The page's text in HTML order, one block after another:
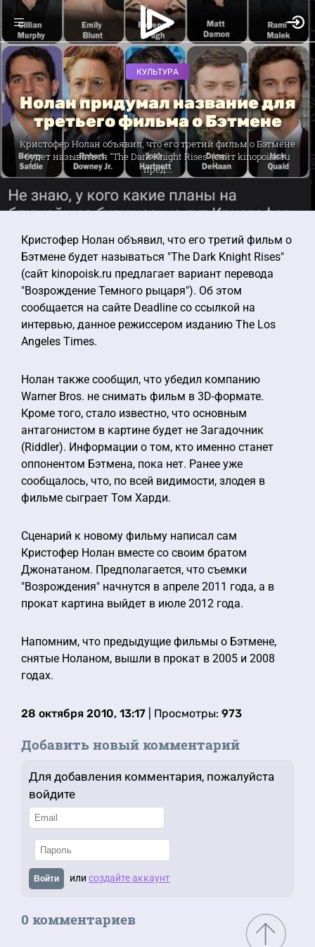
КУЛЬТУРА
Нолан придумал название для
третьего фильма о Бэтмене
Кристофер Нолан объявил, что его третий фильм о Бэтмене
будет называться "The Dark Knight Rises" (сайт kinopoisk.ru
пред...
Кристофер Нолан объявил, что его третий фильм о
Бэтмене будет называться "The Dark Knight Rises"
(сайт kinopoisk.ru предлагает вариант перевода
"Возрождение Темного рыцаря"). Об этом
сообщается на сайте Deadline со ссылкой на
интервью, данное режиссером изданию The Los
Angeles Times.
Нолан также сообщил, что убедил компанию
Warner Bros. не снимать фильм в 3D-формате.
Кроме того, стало известно, что основным
антагонистом в картине будет не Загадочник
(Riddler). Информации о том, кто именно станет
оппонентом Бэтмена, пока нет. Ранее уже
сообщалось, что, по всей видимости, злодея в
фильме сыграет Том Харди.
Сценарий к новому фильму написал сам
Кристофер Нолан вместе со своим братом
Джонатаном. Предполагается, что съемки
"Возрождения" начнутся в апреле 2011 года, а в
прокат картина выйдет в июле 2012 года.
Напомним, что предыдущие фильмы о Бэтмене,
снятые Ноланом, вышли в прокат в 2005 и 2008
годах.
28 октября 2010, 13:17 | Просмотры: 973
Добавить новый комментарий
Для добавления комментария, пожалуйста
войдите
Войти или создайте аккаунт
0 комментариев